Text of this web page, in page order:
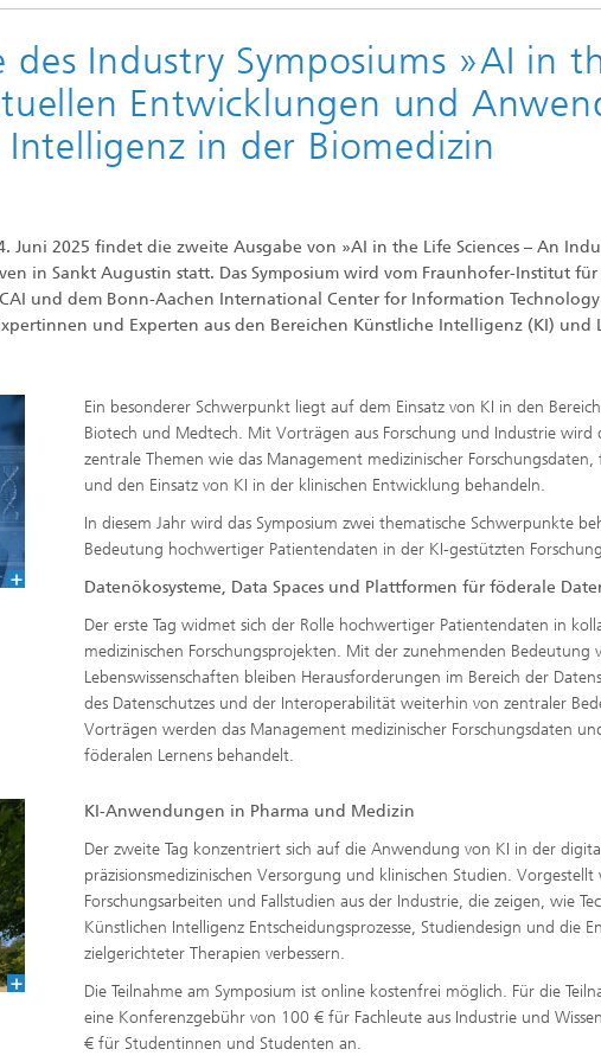
Gekoppelte Simulationen mit
Partikeln
Diplomarbeiten
des Industry Symposiums »AI in
Entwicklungen und
in der Biomedizin
Juni 2025 findet die zweite Ausgabe von »AI in the Life Sciences – An
in Sankt Augustin statt. Das Symposium wird vom Fraunhofer-Institut
und dem Bonn-Aachen International Center for Information
und Experten aus den Bereichen Künstliche Intelligenz (KI) und
Ein besonderer Schwerpunkt liegt auf dem Einsatz von KI in den
Biotech und Medtech. Mit Vorträgen aus Forschung und Industrie wird
zentrale Themen wie das Management medizinischer Forschungsdaten,
und den Einsatz von KI in der klinischen Entwicklung behandeln.
In diesem Jahr wird das Symposium zwei thematische Schwerpunkte
Bedeutung hochwertiger Patientendaten in der KI-gestützten
Datenökosysteme, Data Spaces und Plattformen für föderale
Der erste Tag widmet sich der Rolle hochwertiger Patientendaten in
medizinischen Forschungsprojekten. Mit der zunehmenden Bedeutung
Lebenswissenschaften bleiben Herausforderungen im Bereich der
des Datenschutzes und der Interoperabilität weiterhin von zentraler
Vorträgen werden das Management medizinischer Forschungsdaten
föderalen Lernens behandelt.
KI-Anwendungen in Pharma und Medizin
Der zweite Tag konzentriert sich auf die Anwendung von KI in der
präzisionsmedizinischen Versorgung und klinischen Studien.
Forschungsarbeiten und Fallstudien aus der Industrie, die zeigen, wie
Künstlichen Intelligenz Entscheidungsprozesse, Studiendesign und die
zielgerichteter Therapien verbessern.
Die Teilnahme am Symposium ist online kostenfrei möglich. Für die
eine Konferenzgebühr von 100 € für Fachleute aus Industrie und
€ für Studentinnen und Studenten an.